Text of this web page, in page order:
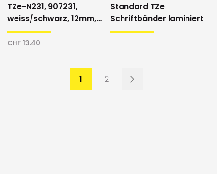
TZe-N231, 907231,
weiss/schwarz, 12mm,
Direktdruck, Schriftband
CHF 13.40
Standard TZe
Schriftbänder laminiert
Sie lesen gerade Seite
1 Seite
2